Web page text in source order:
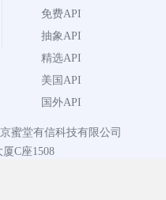
免费API
抽象API
精选API
美国API
国外API
蜜堂有信科技有限公司
C座1508